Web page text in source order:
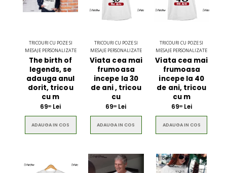
TRICOURI CU POZE SI
MESAJE PERSONALIZATE
The birth of
legends, se
adauga anul
dorit, tricou
cu m
6900 Lei
ADAUGA IN COS
TRICOURI CU POZE SI
MESAJE PERSONALIZATE
Viata cea mai
frumoasa
incepe la 30
de ani , tricou
cu
6900 Lei
ADAUGA IN COS
TRICOURI CU POZE SI
MESAJE PERSONALIZATE
Viata cea mai
frumoasa
incepe la 40
de ani, tricou
cu m
6900Lei
ADAUGA IN COS